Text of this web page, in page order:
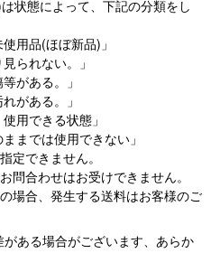
状態によって、下記の分類をし
用品(ほぼ新品)」
られない。」
がある。」
がある。」
用できる状態」
までは使用できない」
定できません。
問合わせはお受けできません。
場合、発生する送料はお客様のご
ある場合がございます、あらか